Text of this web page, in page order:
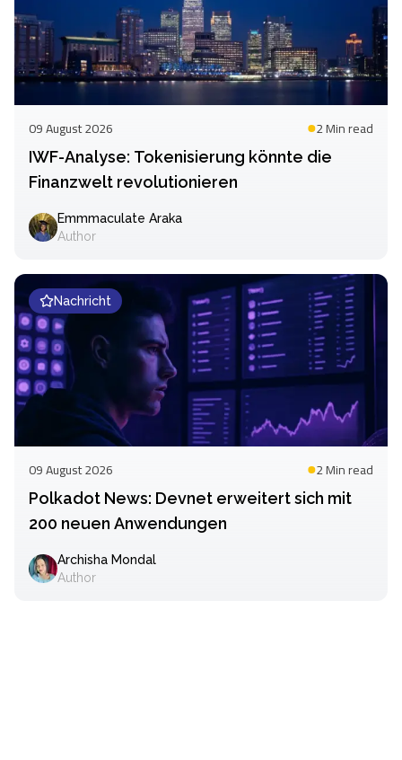
09 August 2026 2 Minread
IWF-Analyse: Tokenisierung könnte die
Finanzwelt revolutionieren
Emmmaculate Araka
Author
Nachricht
09 August 2026 2 Minread
Polkadot News: Devnet erweitert sich mit
200 neuen Anwendungen
Archisha Mondal
Author